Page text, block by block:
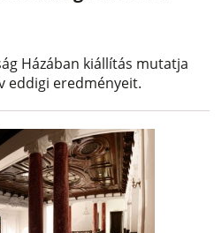
Házában kiállítás mutatja
eddigi eredményeit.